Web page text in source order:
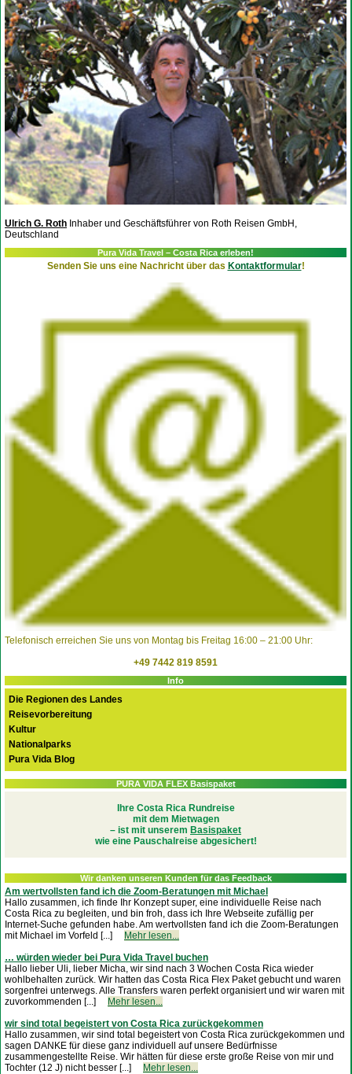
Ulrich G. Roth Inhaber und Geschäftsführer von Roth Reisen GmbH,
Deutschland
Pura Vida Travel – Costa Rica erleben!
Senden Sie uns eine Nachricht über das Kontaktformular!
Telefonisch erreichen Sie uns von Montag bis Freitag 16:00 – 21:00 Uhr:
+49 7442 819 8591
Info
Die Regionen des Landes
Reisevorbereitung
Kultur
Nationalparks
Pura Vida Blog
PURA VIDA FLEX Basispaket
Ihre Costa Rica Rundreise
mit dem Mietwagen
– ist mit unserem Basispaket
wie eine Pauschalreise abgesichert!
Wir danken unseren Kunden für das Feedback
Am wertvollsten fand ich die Zoom-Beratungen mit Michael
Hallo zusammen, ich finde Ihr Konzept super, eine individuelle Reise nach
Costa Rica zu begleiten, und bin froh, dass ich Ihre Webseite zufällig per
Internet-Suche gefunden habe. Am wertvollsten fand ich die Zoom-Beratungen
mit Michael im Vorfeld [...]
Mehr lesen...
… würden wieder bei Pura Vida Travel buchen
Hallo lieber Uli, lieber Micha, wir sind nach 3 Wochen Costa Rica wieder
wohlbehalten zurück. Wir hatten das Costa Rica Flex Paket gebucht und waren
sorgenfrei unterwegs. Alle Transfers waren perfekt organisiert und wir waren mit
zuvorkommenden [...]
Mehr lesen...
wir sind total begeistert von Costa Rica zurückgekommen
Hallo zusammen, wir sind total begeistert von Costa Rica zurückgekommen und
sagen DANKE für diese ganz individuell auf unsere Bedürfnisse
zusammengestellte Reise. Wir hätten für diese erste große Reise von mir und
Tochter (12 J) nicht besser [...]
Mehr lesen...